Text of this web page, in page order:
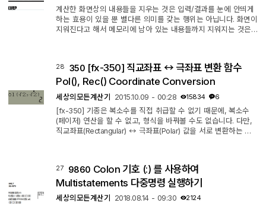
계산한 화면상의 내용들을 지우는 것은 입력/결과를 눈에 안띄게
하는 효용이 있을 뿐 별다른 의미를 갖는 행위는 아닙니다. 화면이
지워진다고 해서 메모리에 남아 있는 내용들까지 지워지는 것은
면의 하단에 "JUMP / DEL / ▶MAT / MATH" 가 표시된 상태에
서 (다른 표시가 되어 있으면 【EXIT】 연타) 【F2】【F2】【F
28 350 [fx-350] 직교좌표 ↔ 극좌표 변환 함수
Pol(), Rec() Coordinate Conversion
세상의모든계산기 2015.10.09 - 00:28 15834 6
[fx-350] 기종은 복소수를 직접 취급할 수 없기 때문에, 복소수
(페이저) 연산을 할 수 없고, 형식을 바꿔볼 수도 없습니다. 다만,
직교좌표(Rectangular) ↔ 극좌표(Polar) 값을 서로 변환하는 함
【x좌표값】【SHIFT】【)】【y좌표값】【)】【=】 └ 결과값
r은 변수 X에, θ는 변수 Y에 저장됩니다. 극좌표 ▶ 직교좌표 : R
27 9860 Colon 기호 (:) 를 사용하여
Multistatements 다중명령 실행하기
세상의모든계산기 2018.08.14 - 09:30 2124